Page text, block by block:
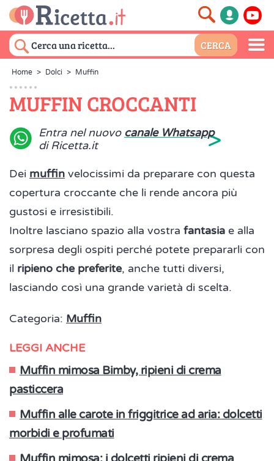
Home > Dolci > Muffin
MUFFIN CROCCANTI
Entra nel nuovo canale Whatsapp
di Ricetta.it
>
Dei muffin velocissimi da preparare con questa
copertura croccante che li rende ancora più
gustosi e irresistibili.
Inoltre lasciano spazio alla vostra fantasia e alla
sorpresa degli ospiti perché potete prepararli con
il ripieno che preferite, anche tutti diversi,
lasciando così una grande varietà di scelta.
Categoria: Muffin
LEGGI ANCHE
Muffin mimosa Bimby, ripieni di crema
pasticcera
Muffin alle carote in friggitrice ad aria: dolcetti
morbidi e profumati